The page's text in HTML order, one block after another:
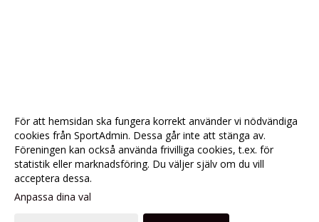
För att hemsidan ska fungera korrekt använder vi nödvändiga
cookies från SportAdmin. Dessa går inte att stänga av.
Föreningen kan också använda frivilliga cookies, t.ex. för
statistik eller marknadsföring. Du väljer själv om du vill
acceptera dessa.
Anpassa dina val